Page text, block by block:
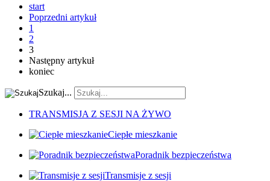
start
Poprzedni artykuł
1
2
3
Następny artykuł
koniec
Szukaj...
TRANSMISJA Z SESJI NA ŻYWO
Ciepłe mieszkanie
Poradnik bezpieczeństwa
Transmisje z sesji